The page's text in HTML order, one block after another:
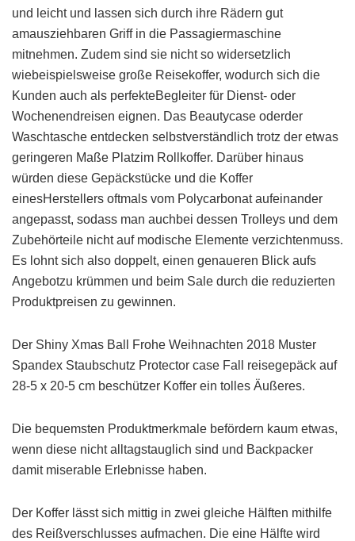
und leicht und lassen sich durch ihre Rädern gut
amausziehbaren Griff in die Passagiermaschine
mitnehmen. Zudem sind sie nicht so widersetzlich
wiebeispielsweise große Reisekoffer, wodurch sich die
Kunden auch als perfekteBegleiter für Dienst- oder
Wochenendreisen eignen. Das Beautycase oderder
Waschtasche entdecken selbstverständlich trotz der etwas
geringeren Maße Platzim Rollkoffer. Darüber hinaus
würden diese Gepäckstücke und die Koffer
einesHerstellers oftmals vom Polycarbonat aufeinander
angepasst, sodass man auchbei dessen Trolleys und dem
Zubehörteile nicht auf modische Elemente verzichtenmuss.
Es lohnt sich also doppelt, einen genaueren Blick aufs
Angebotzu krümmen und beim Sale durch die reduzierten
Produktpreisen zu gewinnen.
Der Shiny Xmas Ball Frohe Weihnachten 2018 Muster
Spandex Staubschutz Protector case Fall reisegepäck auf
28-5 x 20-5 cm beschützer Koffer ein tolles Äußeres.
Die bequemsten Produktmerkmale befördern kaum etwas,
wenn diese nicht alltagstauglich sind und Backpacker
damit miserable Erlebnisse haben.
Der Koffer lässt sich mittig in zwei gleiche Hälften mithilfe
des Reißverschlusses aufmachen. Die eine Hälfte wird